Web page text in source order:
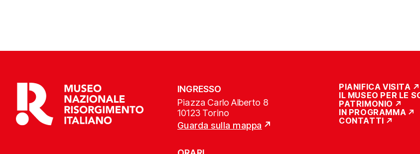
INGRESSO
Piazza Carlo Alberto 8
10123 Torino
Guarda sulla mappa
PIANIFICA VISITA
IL MUSEO PER LE
PATRIMONIO
IN PROGRAMMA
CONTATTI